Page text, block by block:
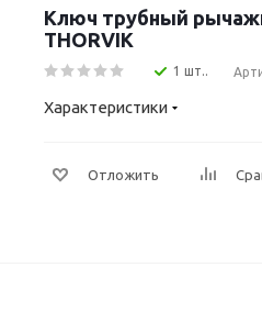
Ключ трубный
THORVIK
1 шт..
Характеристики
Отложить